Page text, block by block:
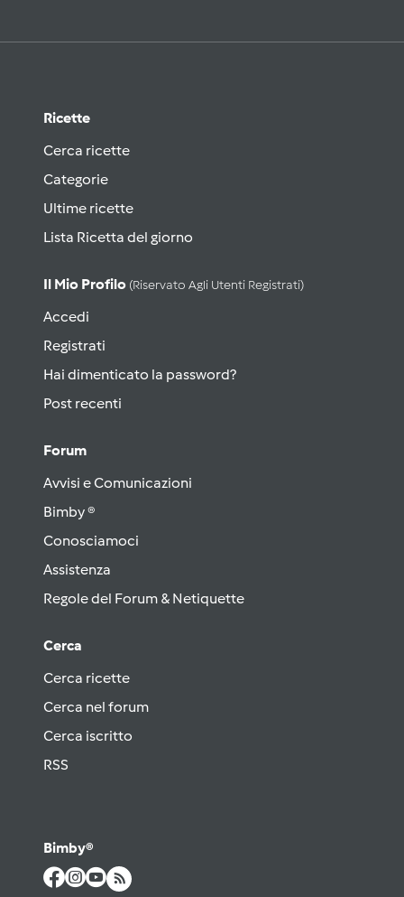
Ricette
Cerca ricette
Categorie
Ultime ricette
Lista Ricetta del giorno
Il Mio Profilo (riservato Agli Utenti Registrati)
Accedi
Registrati
Hai dimenticato la password?
Post recenti
Forum
Avvisi e Comunicazioni
Bimby ®
Conosciamoci
Assistenza
Regole del Forum & Netiquette
Cerca
Cerca ricette
Cerca nel forum
Cerca iscritto
RSS
Bimby®